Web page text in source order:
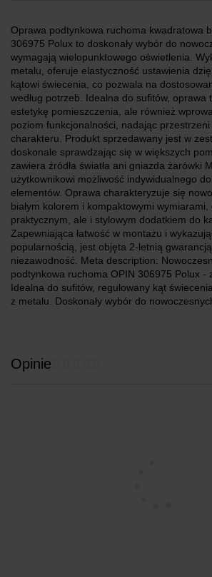
Oprawa podtynkowa ruchoma kwadratowa
306975 Polux to doskonały wybór do
wymagają wielopunktowego oświetlenia.
metalu, oferuje elastyczność ustawienia
kątowi świecenia, co pozwala na
według potrzeb. Idealna do sufitów, oprawa
estetykę pomieszczenia, ale również
poziom funkcjonalności, nadając
charakteru. Produkt sprzedawany jest w
doskonale sprawdzając się w większych
zawiera źródła światła ani gniazda żarówki
użytkownikowi możliwość indywidualnego
elementów. Oprawa charakteryzuje się
białym kolorem i kompaktowymi
praktycznym, ale i stylowym dodatkiem do
Zapewniająca łatwość w montażu i
popularnością, jest objęta 2-letnią
niezawodność. Meta description:
podtynkowa ruchoma OPIN 306975 Polux -
Idealna do sufitów, regulowany kąt
z metalu. Doskonały wybór do
Opinie